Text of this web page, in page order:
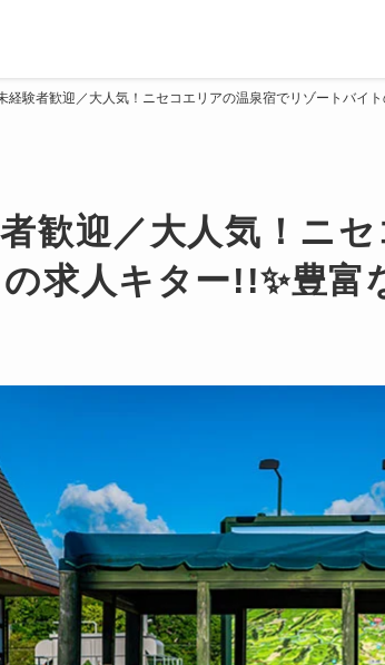
経験者歓迎／大人気！ニセコエリアの温泉宿でリゾートバイ
歓迎／大人気！ニ
の求人キター!!✨豊富